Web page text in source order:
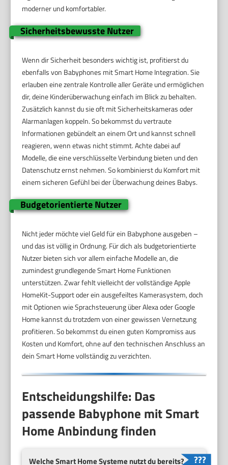
moderner und komfortabler.
Sicherheitsbewusste Nutzer
Wenn dir Sicherheit besonders wichtig ist, profitierst du
ebenfalls von Babyphones mit Smart Home Integration. Sie
erlauben eine zentrale Kontrolle aller Geräte und ermöglichen
dir, deine Kinderüberwachung einfach im Blick zu behalten.
Zusätzlich kannst du sie oft mit Sicherheitskameras oder
Alarmanlagen koppeln. So bekommst du vertraute
Informationen gebündelt an einem Ort und kannst schnell
reagieren, wenn etwas nicht stimmt. Achte dabei auf
Modelle, die eine verschlüsselte Verbindung bieten und den
Datenschutz ernst nehmen. So kombinierst du Komfort mit
einem sicheren Gefühl bei der Überwachung deines Babys.
Budgetorientierte Nutzer
Nicht jeder möchte viel Geld für ein Babyphone ausgeben –
und das ist völlig in Ordnung. Für dich als budgetorientierte
Nutzer bieten sich vor allem einfache Modelle an, die
zumindest grundlegende Smart Home Funktionen
unterstützen. Zwar fehlt vielleicht der vollständige Apple
HomeKit-Support oder ein ausgefeiltes Kamerasystem, doch
mit Optionen wie Sprachsteuerung über Alexa oder Google
Home kannst du trotzdem von einer gewissen Vernetzung
profitieren. So bekommst du einen guten Kompromiss aus
Kosten und Komfort, ohne auf den technischen Anschluss an
dein Smart Home vollständig zu verzichten.
Entscheidungshilfe: Das
passende Babyphone mit Smart
Home Anbindung finden
Welche Smart Home Systeme nutzt du bereits?